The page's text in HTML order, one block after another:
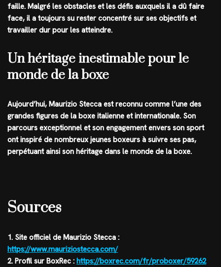
faille. Malgré les obstacles et les défis auxquels il a dû faire
face, il a toujours su rester concentré sur ses objectifs et
travailler dur pour les atteindre.
Un héritage inestimable pour le
monde de la boxe
Aujourd’hui, Maurizio Stecca est reconnu comme l’une des
grandes figures de la boxe italienne et internationale. Son
parcours exceptionnel et son engagement envers son sport
ont inspiré de nombreux jeunes boxeurs à suivre ses pas,
perpétuant ainsi son héritage dans le monde de la boxe.
Sources
1. Site officiel de Maurizio Stecca :
https://www.mauriziostecca.com/
2. Profil sur BoxRec : https://boxrec.com/fr/proboxer/59262